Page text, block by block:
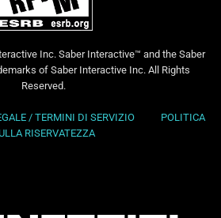
Inc. Saber Interactive™ and the Saber
of Saber Interactive Inc. All Rights
Reserved.
/ TERMINI DI SERVIZIO
POLITICA
RISERVATEZZA